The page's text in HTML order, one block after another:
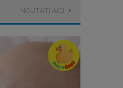
NOUTATI AICI